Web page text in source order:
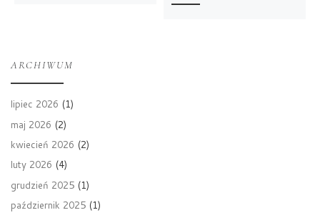
ARCHIWUM
lipiec 2026 (1)
maj 2026 (2)
kwiecień 2026 (2)
luty 2026 (4)
grudzień 2025 (1)
październik 2025 (1)